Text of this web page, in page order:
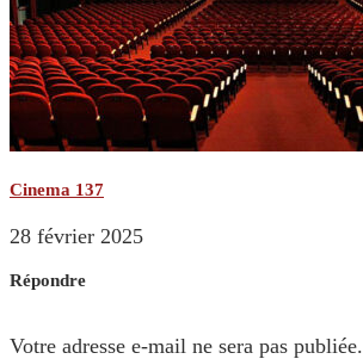
Cinema 137
28 février 2025
Répondre
Votre adresse e-mail ne sera pas publiée.